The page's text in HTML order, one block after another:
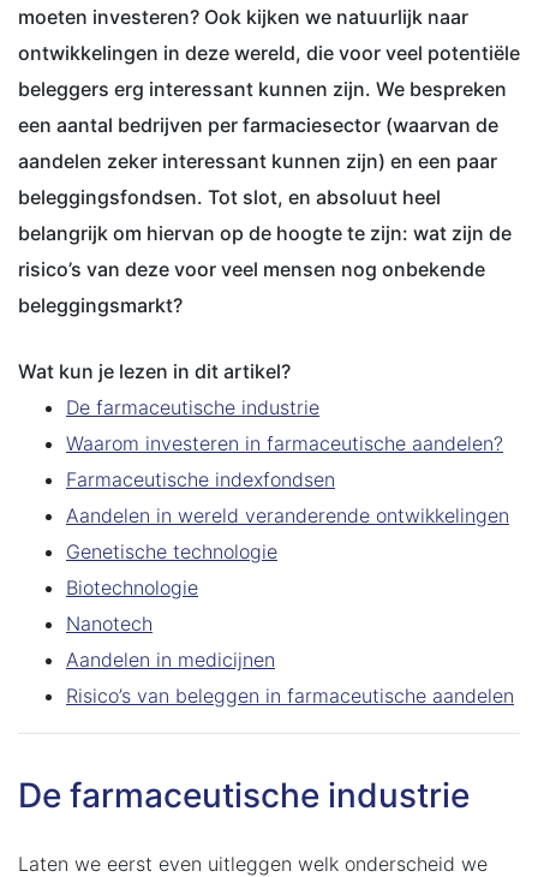
moeten investeren? Ook kijken we natuurlijk naar
ontwikkelingen in deze wereld, die voor veel potentiële
beleggers erg interessant kunnen zijn. We bespreken
een aantal bedrijven per farmaciesector (waarvan de
aandelen zeker interessant kunnen zijn) en een paar
beleggingsfondsen. Tot slot, en absoluut heel
belangrijk om hiervan op de hoogte te zijn: wat zijn de
risico’s van deze voor veel mensen nog onbekende
beleggingsmarkt?
Wat kun je lezen in dit artikel?
De farmaceutische industrie
Waarom investeren in farmaceutische aandelen?
Farmaceutische indexfondsen
Aandelen in wereld veranderende ontwikkelingen
Genetische technologie
Biotechnologie
Nanotech
Aandelen in medicijnen
Risico’s van beleggen in farmaceutische aandelen
De farmaceutische industrie
Laten we eerst even uitleggen welk onderscheid we